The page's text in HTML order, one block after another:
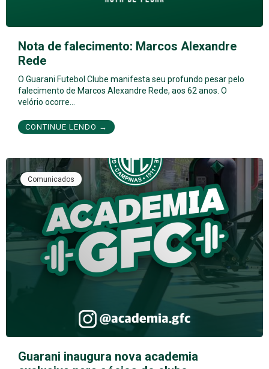
Nota de falecimento: Marcos Alexandre
Rede
O Guarani Futebol Clube manifesta seu profundo pesar pelo
falecimento de Marcos Alexandre Rede, aos 62 anos. O
velório ocorre…
CONTINUE LENDO →
Comunicados
Guarani inaugura nova academia